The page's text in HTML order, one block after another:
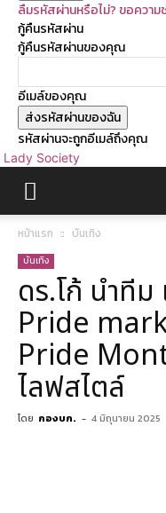
ลืมรหัสผ่านหรือไม่? ขอความ
กู้คืนรหัสผ่าน
กู้คืนรหัสผ่านของคุณ
อีเมล์ของคุณ
รหัสผ่านจะถูกอีเมล์ถึงคุณ
Lady Society
หน้าแรก บันเทิง
บันเทิง
ดร.โก้ นำทีม
Pride
Pride
ไลฟสไตล์
โดย กองบก. - 4 มิถุนายน 2025